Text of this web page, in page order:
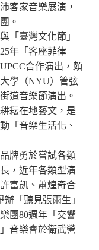
客家音樂展演，
。
「臺灣文化節」
年「客座菲律
合作演出，頗
學（NYU）管弦
道音樂節演出。
耘在地藝文，是
「音樂生活化、
牌勇於嘗試各類
，近年各類型演
富凱、蕭煌奇合
「聽見張雨生」
團80週年「交響
音樂會於衛武營